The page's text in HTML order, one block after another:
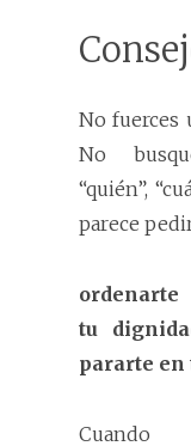
No fuerces
No
“quién”,
parece
tu
pararte en
Cuando